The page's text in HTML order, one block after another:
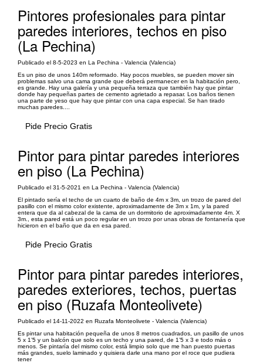
Pintores profesionales para pintar
paredes interiores, techos en piso
(La Pechina)
Publicado el 8-5-2023 en La Pechina - Valencia (Valencia)
Es un piso de unos 140m reformado. Hay pocos muebles, se pueden mover sin
problemas salvo una cama grande que deberá permanecer en la habitación pero,
es grande. Hay una galería y una pequeña terraza que también hay que pintar
donde hay pequeñas partes de cemento agrietado a repasar. Los baños tienen
una parte de yeso que hay que pintar con una capa especial. Se han tirado
muchas paredes....
Pide Precio Gratis
Pintor para pintar paredes interiores
en piso (La Pechina)
Publicado el 31-5-2021 en La Pechina - Valencia (Valencia)
El pintado sería el techo de un cuarto de baño de 4m x 3m, un trozo de pared del
pasillo con el mismo color existente, aproximadamente de 3m x 1m, y la pared
entera que da al cabezal de la cama de un dormitorio de aproximadamente 4m. X
3m., esta pared está un poco regular en un trozo por unas obras de fontanería que
hicieron en el baño que da en esa pared.
Pide Precio Gratis
Pintor para pintar paredes interiores,
paredes exteriores, techos, puertas
en piso (Ruzafa Monteolivete)
Publicado el 14-11-2022 en Ruzafa Monteolivete - Valencia (Valencia)
Es pintar una habitación pequeña de unos 8 metros cuadrados, un pasillo de unos
5 x 1’5 y un balcón que solo es un techo y una pared, de 1’5 x 3 e todo más o
menos. Se pintaría del mismo color, está limpio solo que me han puesto puertas
más grandes, suelo laminado y quisiera darle una mano por el roce que pudiera
tener